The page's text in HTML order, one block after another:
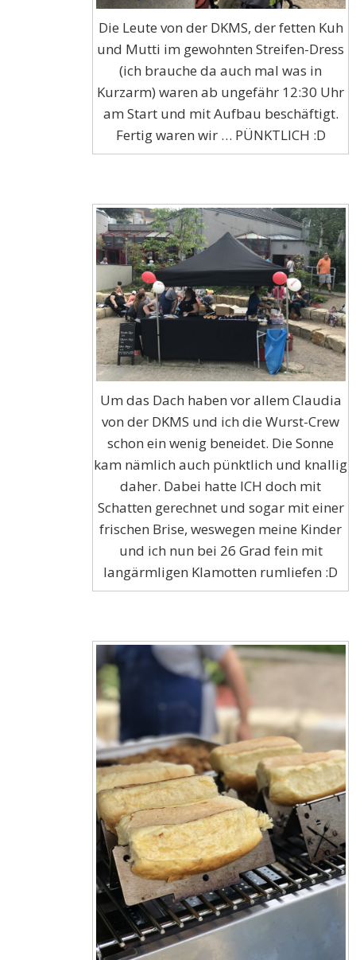
Die Leute von der DKMS, der fetten Kuh
und Mutti im gewohnten Streifen-Dress
(ich brauche da auch mal was in
Kurzarm) waren ab ungefähr 12:30 Uhr
am Start und mit Aufbau beschäftigt.
Fertig waren wir … PÜNKTLICH :D
Um das Dach haben vor allem Claudia
von der DKMS und ich die Wurst-Crew
schon ein wenig beneidet. Die Sonne
kam nämlich auch pünktlich und knallig
daher. Dabei hatte ICH doch mit
Schatten gerechnet und sogar mit einer
frischen Brise, weswegen meine Kinder
und ich nun bei 26 Grad fein mit
langärmligen Klamotten rumliefen :D